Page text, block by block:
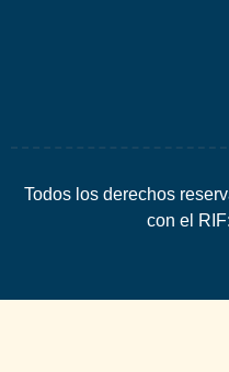
Todos los derechos
con el